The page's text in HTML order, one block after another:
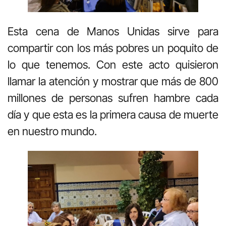
Esta cena de Manos Unidas sirve para
compartir con los más pobres un poquito de
lo que tenemos. Con este acto quisieron
llamar la atención y mostrar que más de 800
millones de personas sufren hambre cada
día y que esta es la primera causa de muerte
en nuestro mundo.